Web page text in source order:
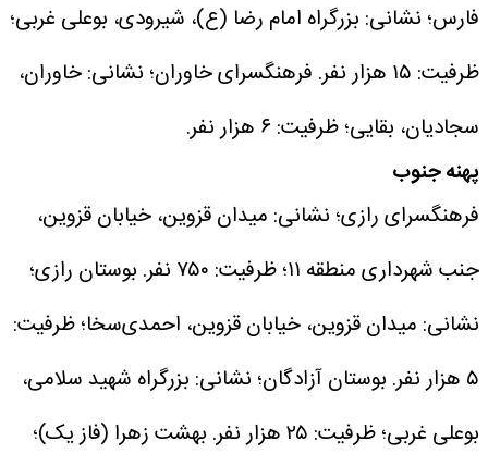
فارس؛ نشانی: بزرگراه امام رضا (ع)، شیرودی، بوعلی غربی؛
ظرفیت: ۱۵ هزار نفر.
فرهنگسرای خاوران؛ نشانی: خاوران،
سجادیان، بقایی؛ ظرفیت: ۶ هزار نفر.
پهنه جنوب
فرهنگسرای رازی؛ نشانی: میدان قزوین، خیابان قزوین،
جنب شهرداری منطقه ۱۱؛ ظرفیت: ۷۵۰ نفر.
بوستان رازی؛
نشانی: میدان قزوین، خیابان قزوین، احمدی‌سخا؛ ظرفیت:
۵ هزار نفر.
بوستان آزادگان؛ نشانی: بزرگراه شهید سلامی،
بوعلی غربی؛ ظرفیت: ۲۵ هزار نفر.
بهشت زهرا (فاز یک)؛